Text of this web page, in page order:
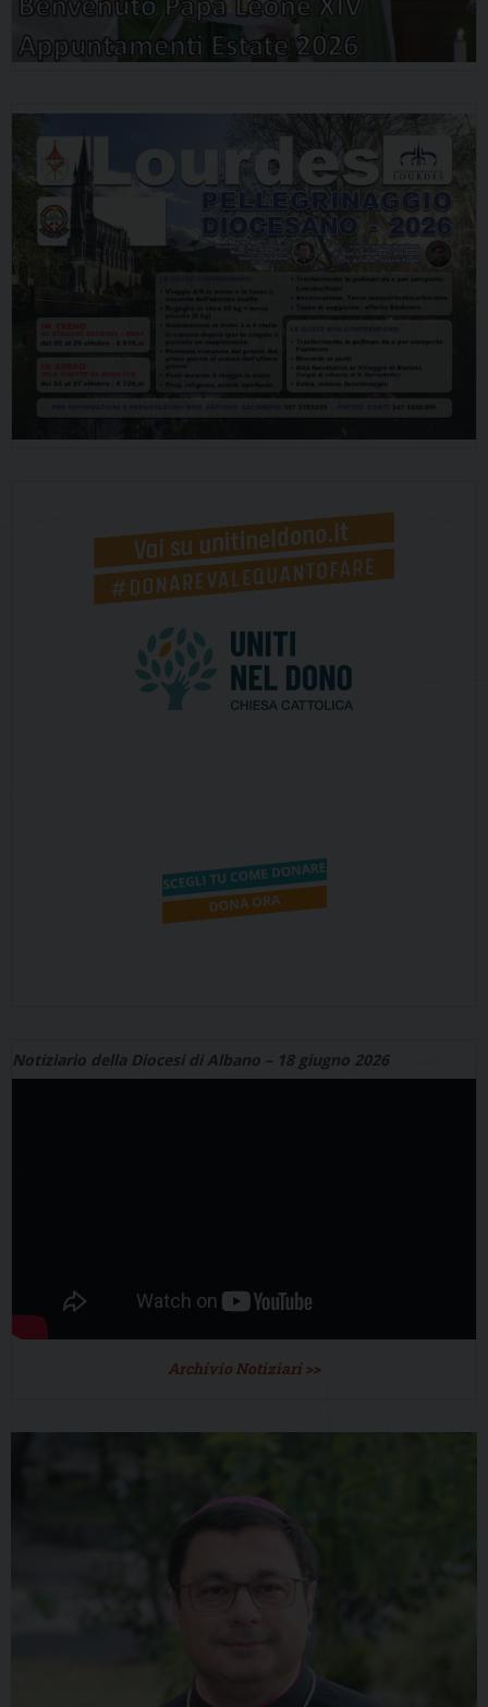
Notiziario della Diocesi di Albano – 18 giugno 2026
Archivio Notiziari >>